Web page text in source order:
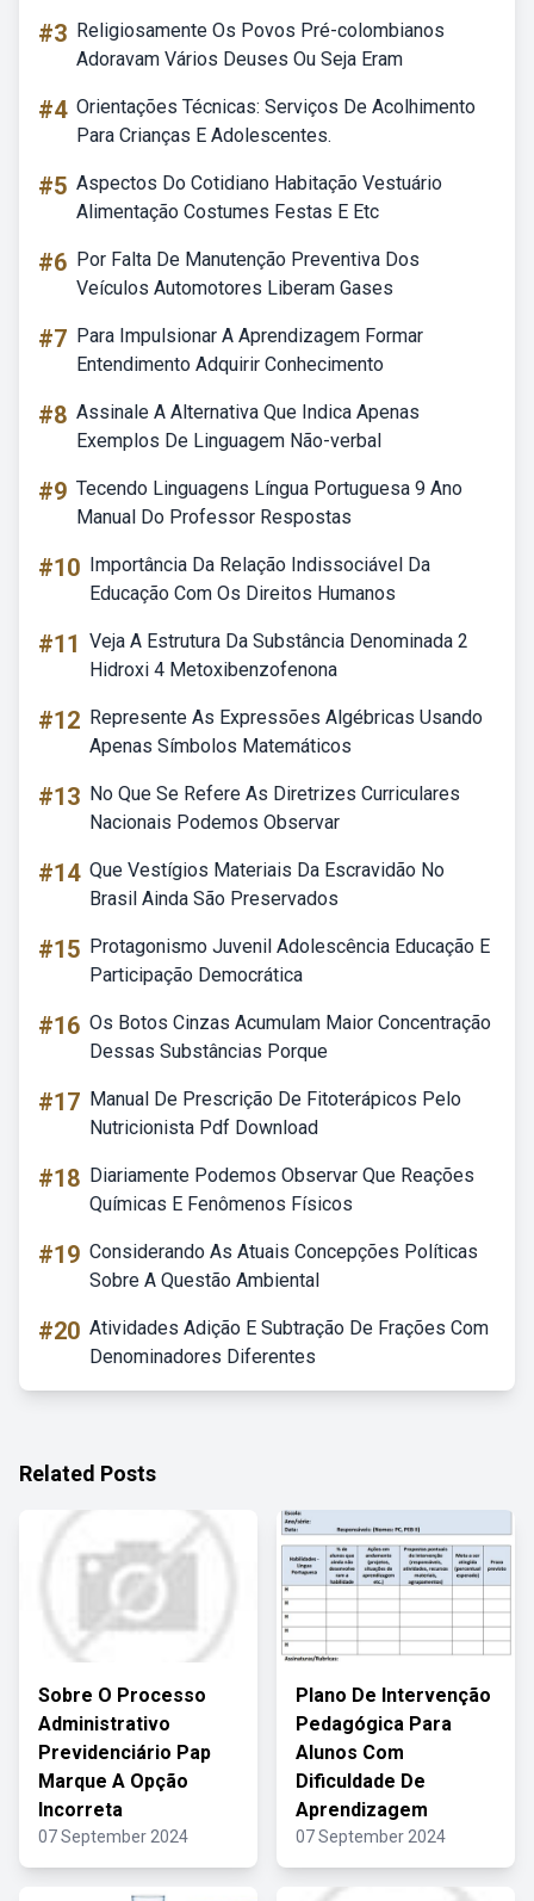
#3 Religiosamente Os Povos Pré-colombianos
Adoravam Vários Deuses Ou Seja Eram
#4 Orientações Técnicas: Serviços De Acolhimento
Para Crianças E Adolescentes.
#5 Aspectos Do Cotidiano Habitação Vestuário
Alimentação Costumes Festas E Etc
#6 Por Falta De Manutenção Preventiva Dos
Veículos Automotores Liberam Gases
#7 Para Impulsionar A Aprendizagem Formar
Entendimento Adquirir Conhecimento
#8 Assinale A Alternativa Que Indica Apenas
Exemplos De Linguagem Não-verbal
#9 Tecendo Linguagens Língua Portuguesa 9 Ano
Manual Do Professor Respostas
#10 Importância Da Relação Indissociável Da
Educação Com Os Direitos Humanos
#11 Veja A Estrutura Da Substância Denominada 2
Hidroxi 4 Metoxibenzofenona
#12 Represente As Expressões Algébricas Usando
Apenas Símbolos Matemáticos
#13 No Que Se Refere As Diretrizes Curriculares
Nacionais Podemos Observar
#14 Que Vestígios Materiais Da Escravidão No
Brasil Ainda São Preservados
#15 Protagonismo Juvenil Adolescência Educação E
Participação Democrática
#16 Os Botos Cinzas Acumulam Maior Concentração
Dessas Substâncias Porque
#17 Manual De Prescrição De Fitoterápicos Pelo
Nutricionista Pdf Download
#18 Diariamente Podemos Observar Que Reações
Químicas E Fenômenos Físicos
#19 Considerando As Atuais Concepções Políticas
Sobre A Questão Ambiental
#20 Atividades Adição E Subtração De Frações Com
Denominadores Diferentes
Related Posts
Sobre O Processo
Administrativo
Previdenciário Pap
Marque A Opção
Incorreta
07 September 2024
Plano De Intervenção
Pedagógica Para
Alunos Com
Dificuldade De
Aprendizagem
07 September 2024